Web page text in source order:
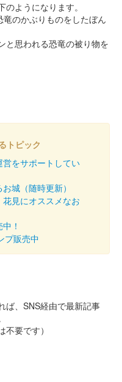
ようになります。
のかぶりものをしたぼん
思われる恐竜の被り物を
トピック
をサポートしてい
城（随時更新）
見にオススメなお
！
プ販売中
ば、SNS経由で最新記事
不要です）